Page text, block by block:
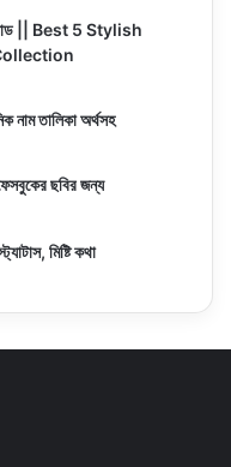
|| Best 5 Stylish
নাম তালিকা অর্থসহ
ছবির জন্য
মিষ্টি কথা